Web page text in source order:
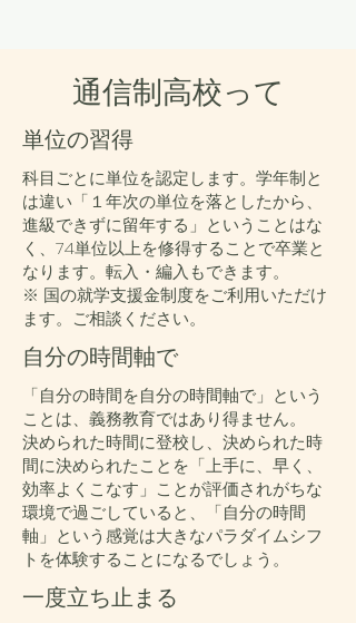
通信制高校って
単位の習得
科目ごとに単位を認定します。学年制と
は違い「１年次の単位を落としたから、
進級できずに留年する」ということはな
く、74単位以上を修得することで卒業と
なります。転入・編入もできます。
※ 国の就学支援金制度をご利用いただけ
ます。ご相談ください。
自分の時間軸で
「自分の時間を自分の時間軸で」という
ことは、義務教育ではあり得ません。
決められた時間に登校し、決められた時
間に決められたことを 「上手に、早く、
効率よくこなす」ことが評価されがちな
環境で過ごしていると、「自分の時間
軸」という感覚は大きなパラダイムシフ
トを体験することになるでしょう。
一度立ち止まる